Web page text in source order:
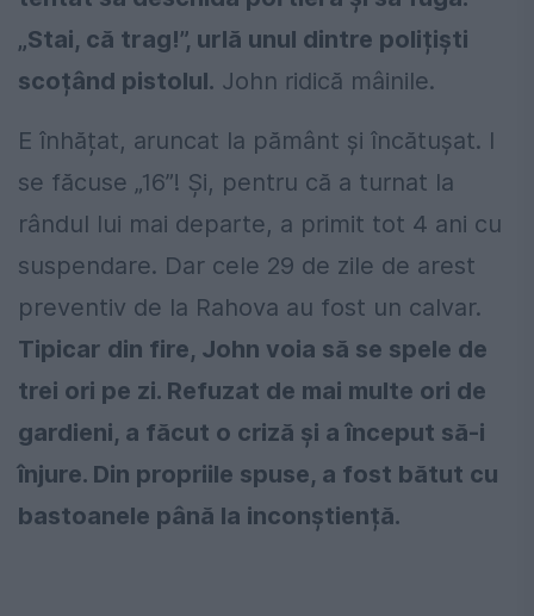
„Stai, că trag!”, urlă unul dintre polițiști
scoțând pistolul. John ridică mâinile.
E înhățat, aruncat la pământ și încătușat. I
se făcuse „16”! Și, pentru că a turnat la
rândul lui mai departe, a primit tot 4 ani cu
suspendare. Dar cele 29 de zile de arest
preventiv de la Rahova au fost un calvar.
Tipicar din fire, John voia să se spele de
trei ori pe zi. Refuzat de mai multe ori de
gardieni, a făcut o criză și a început să-i
înjure. Din propriile spuse, a fost bătut cu
bastoanele până la inconștiență.